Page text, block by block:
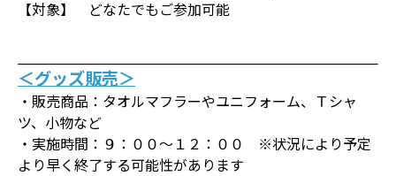
【対象】 どなたでもご参加可能
＜グッズ販売＞
・販売商品：タオルマフラーやユニフォーム、Ｔシャ
ツ、小物など
・実施時間：９：００～１２：００ ※状況により予定
より早く終了する可能性があります